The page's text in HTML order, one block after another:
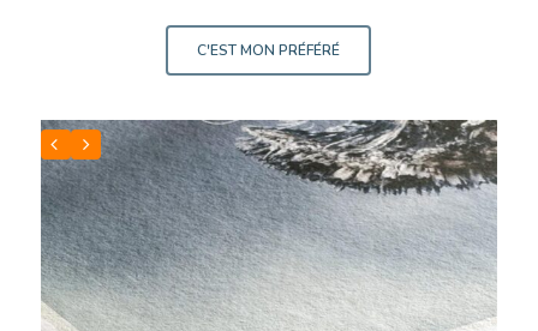
C'EST MON PRÉFÉRÉ